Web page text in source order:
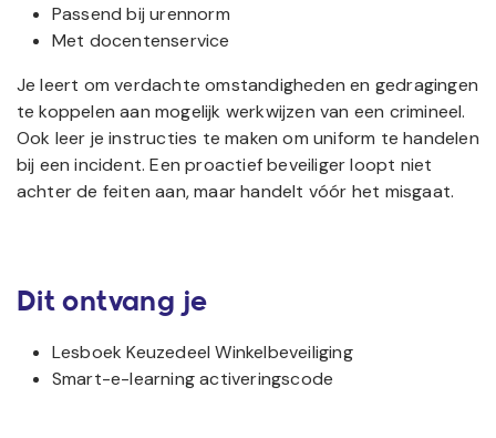
Passend bij urennorm
Met docentenservice
Je leert om verdachte omstandigheden en gedragingen
te koppelen aan mogelijk werkwijzen van een crimineel.
Ook leer je instructies te maken om uniform te handelen
bij een incident. Een proactief beveiliger loopt niet
achter de feiten aan, maar handelt vóór het misgaat.
Dit ontvang je
Lesboek Keuzedeel Winkelbeveiliging
Smart-e-learning activeringscode